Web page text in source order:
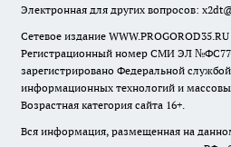
Электронная для других вопросов:
Сетевое издание
Регистрационный номер СМИ ЭЛ №ФС77-
зарегистрировано Федеральной
информационных технологий и
Возрастная категория сайта 16+.
Вся информация, размещенная на